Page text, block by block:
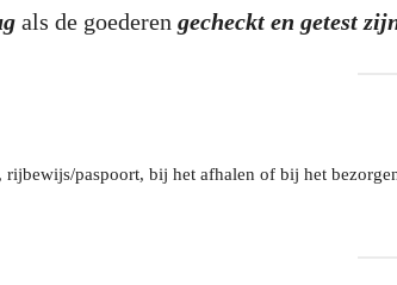
als de goederen gecheckt en getest
paspoort, bij het afhalen of bij het